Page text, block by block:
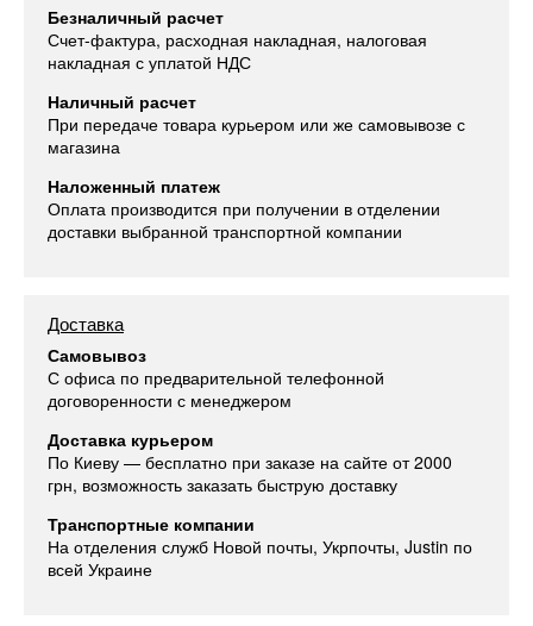
Безналичный расчет
Счет-фактура, расходная накладная, налоговая
накладная с уплатой НДС
Наличный расчет
При передаче товара курьером или же самовывозе с
магазина
Наложенный платеж
Оплата производится при получении в отделении
доставки выбранной транспортной компании
Доставка
Самовывоз
С офиса по предварительной телефонной
договоренности с менеджером
Доставка курьером
По Киеву — бесплатно при заказе на сайте от 2000
грн, возможность заказать быструю доставку
Транспортные компании
На отделения служб Новой почты, Укрпочты, Justin по
всей Украине